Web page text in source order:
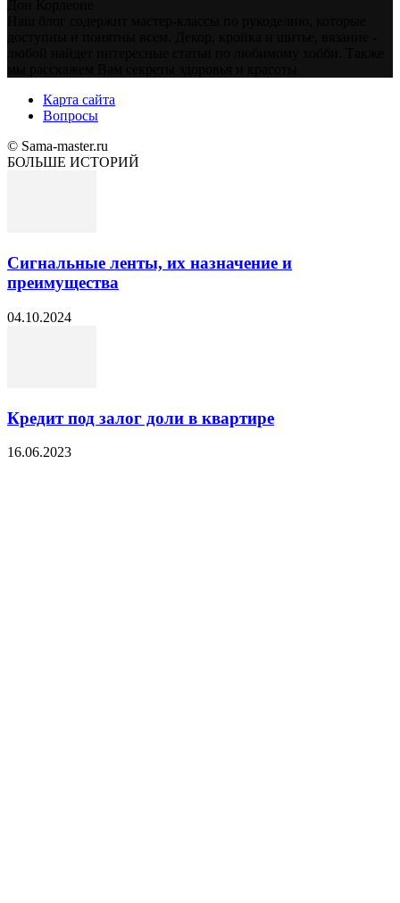
Карта сайта
Вопросы
© Sama-master.ru
БОЛЬШЕ ИСТОРИЙ
Сигнальные ленты, их назначение и
преимущества
04.10.2024
Кредит под залог доли в квартире
16.06.2023